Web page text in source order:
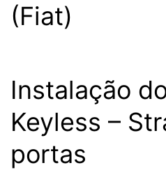
(Fiat)
Instalação
Keyless –
portas